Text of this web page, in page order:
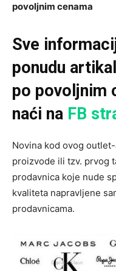
povoljnim cenama
Sve
ponudu
po povoljnim
naći na FB
Novina kod ovog
proizvode ili tzv. prvog
prodavnica koje nude
kvaliteta napravljene
prodavnicama.